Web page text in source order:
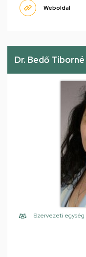
Weboldal
Dr. Bedő Tiborné
Szervezeti egység